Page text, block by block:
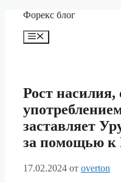
Перейти
содержимому
Форекс блог
Меню
Рост насилия,
заставляет
за помощью к
17.02.2024 от overton